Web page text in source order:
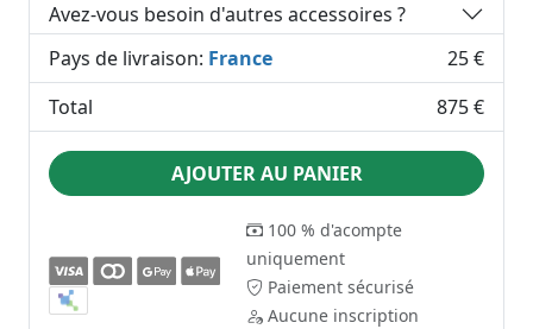
Avez-vous besoin d'autres accessoires ?
Pays de livraison: France
25 €
Total
875 €
AJOUTER AU PANIER
100 % d'acompte
uniquement
Paiement sécurisé
Aucune inscription